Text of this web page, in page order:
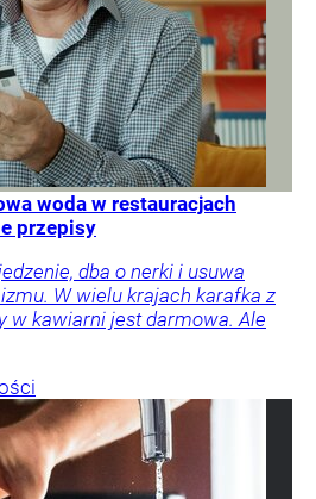
woda w restauracjach
przepisy
dba o nerki i usuwa
W wielu krajach karafka z
w kawiarni jest darmowa. Ale